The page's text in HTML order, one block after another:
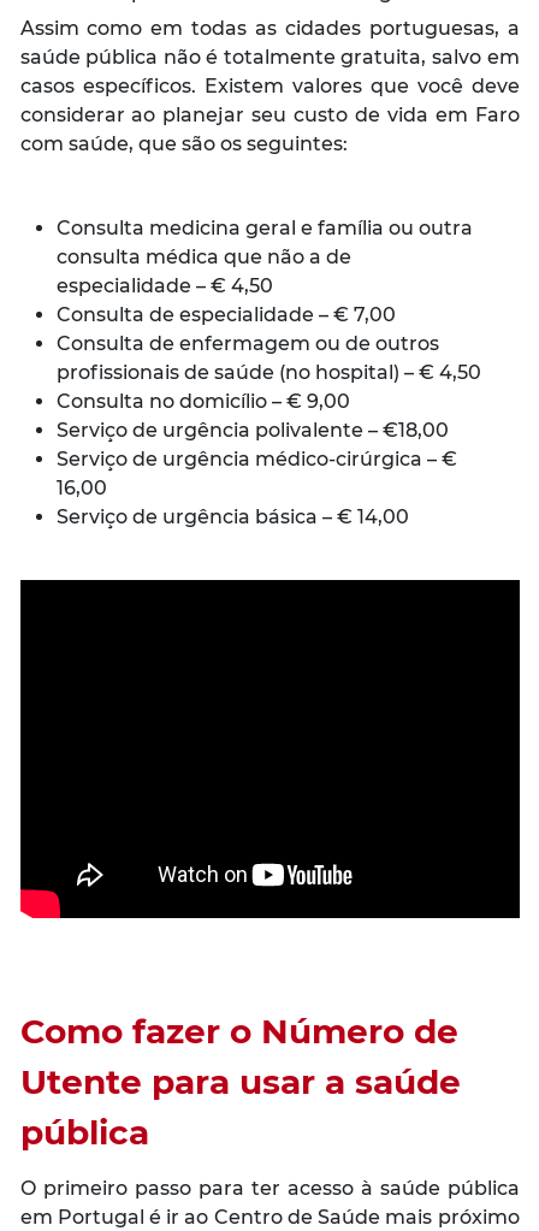
Assim como em todas as cidades portuguesas, a
saúde pública não é totalmente gratuita, salvo em
casos específicos. Existem valores que você deve
considerar ao planejar seu custo de vida em Faro
com saúde, que são os seguintes:
Consulta medicina geral e família ou outra
consulta médica que não a de
especialidade – € 4,50
Consulta de especialidade – € 7,00
Consulta de enfermagem ou de outros
profissionais de saúde (no hospital) – € 4,50
Consulta no domicílio – € 9,00
Serviço de urgência polivalente – €18,00
Serviço de urgência médico-cirúrgica – €
16,00
Serviço de urgência básica – € 14,00
Como fazer o Número de
Utente para usar a saúde
pública
O primeiro passo para ter acesso à saúde pública
em Portugal é ir ao Centro de Saúde mais próximo